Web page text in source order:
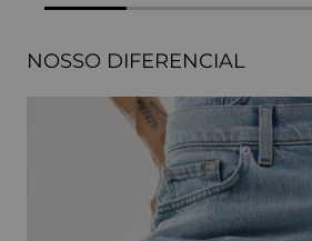
NOSSO DIFERENCIAL